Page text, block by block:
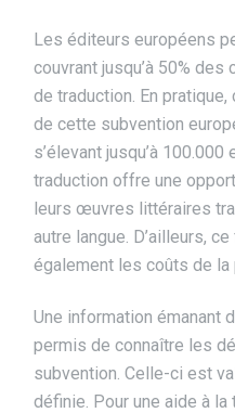
Les éditeurs européens
couvrant jusqu’à 50%
de traduction. En
de cette subvention
s’élevant jusqu’à
traduction offre une
leurs œuvres littéraires
autre langue. D’ailleurs,
également les coûts de la
Une information émanant
permis de connaître les
subvention. Celle-ci est
définie. Pour une aide à la